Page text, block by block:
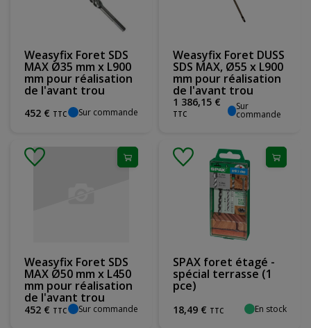
Weasyfix Foret SDS
MAX Ø35 mm x L900
mm pour réalisation
de l'avant trou
452 € TTC Sur commande
Weasyfix Foret DUSS
SDS MAX, Ø55 x L900
mm pour réalisation
de l'avant trou
1 386,15 €
TTC
Sur
commande
Weasyfix Foret SDS
MAX Ø50 mm x L450
mm pour réalisation
de l'avant trou
452 € TTC Sur commande
SPAX foret étagé -
spécial terrasse (1
pce)
18,49 € TTC En stock